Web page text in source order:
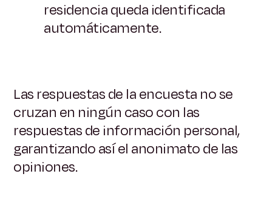
residencia queda identificada
automáticamente.
Las respuestas de la encuesta no se
cruzan en ningún caso con las
respuestas de información personal,
garantizando así el anonimato de las
opiniones.